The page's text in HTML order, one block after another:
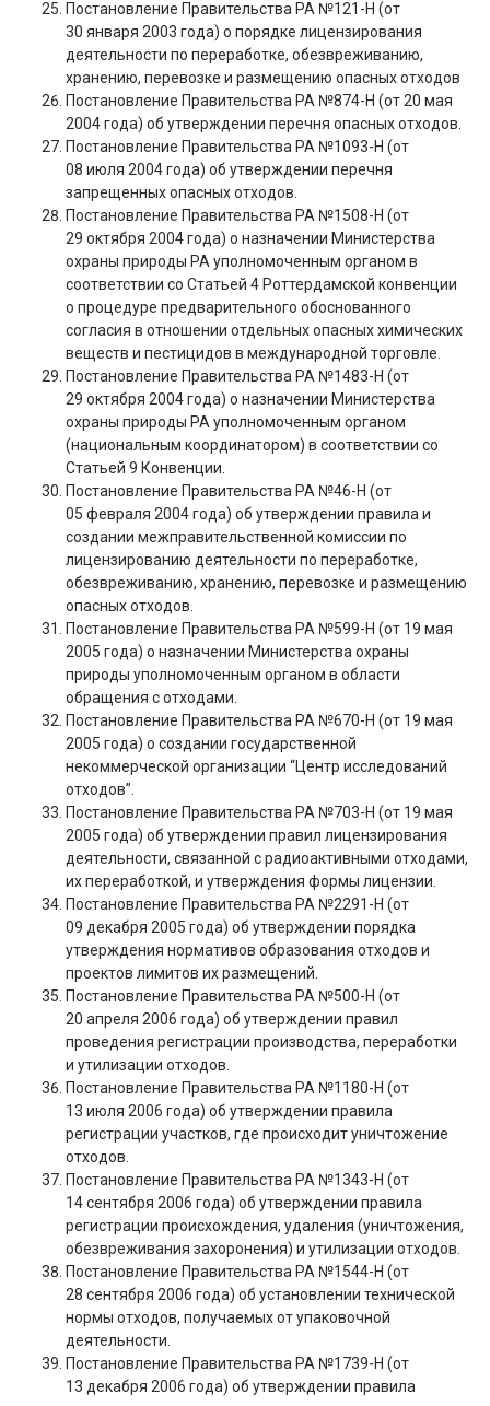
Постановление Правительства РА №121-Н (от
30 января 2003 года) о порядке лицензирования
деятельности по переработке, обезвреживанию,
хранению, перевозке и размещению опасных отходов
Постановление Правительства РА №874-Н (от 20 мая
2004 года) об утверждении перечня опасных отходов.
Постановление Правительства РА №1093-Н (от
08 июля 2004 года) об утверждении перечня
запрещенных опасных отходов.
Постановление Правительства РА №1508-Н (от
29 октября 2004 года) о назначении Министерства
охраны природы РА уполномоченным органом в
соответствии со Статьей 4 Роттердамской конвенции
о процедуре предварительного обоснованного
согласия в отношении отдельных опасных химических
веществ и пестицидов в международной торговле.
Постановление Правительства РА №1483-Н (от
29 октября 2004 года) о назначении Министерства
охраны природы РА уполномоченным органом
(национальным координатором) в соответствии со
Статьей 9 Конвенции.
Постановление Правительства РА №46-Н (от
05 февраля 2004 года) об утверждении правила и
создании межправительственной комиссии по
лицензированию деятельности по переработке,
обезвреживанию, хранению, перевозке и размещению
опасных отходов.
Постановление Правительства РА №599-Н (от 19 мая
2005 года) о назначении Министерства охраны
природы уполномоченным органом в области
обращения с отходами.
Постановление Правительства РА №670-Н (от 19 мая
2005 года) о создании государственной
некоммерческой организации “Центр исследований
отходов”.
Постановление Правительства РА №703-Н (от 19 мая
2005 года) об утверждении правил лицензирования
деятельности, связанной с радиоактивными отходами,
их переработкой, и утверждения формы лицензии.
Постановление Правительства РА №2291-Н (от
09 декабря 2005 года) об утверждении порядка
утверждения нормативов образования отходов и
проектов лимитов их размещений.
Постановление Правительства РА №500-Н (от
20 апреля 2006 года) об утверждении правил
проведения регистрации производства, переработки
и утилизации отходов.
Постановление Правительства РА №1180-Н (от
13 июля 2006 года) об утверждении правила
регистрации участков, где происходит уничтожение
отходов.
Постановление Правительства РА №1343-Н (от
14 сентября 2006 года) об утверждении правила
регистрации происхождения, удаления (уничтожения,
обезвреживания захоронения) и утилизации отходов.
Постановление Правительства РА №1544-Н (от
28 сентября 2006 года) об установлении технической
нормы отходов, получаемых от упаковочной
деятельности.
Постановление Правительства РА №1739-Н (от
13 декабря 2006 года) об утверждении правила